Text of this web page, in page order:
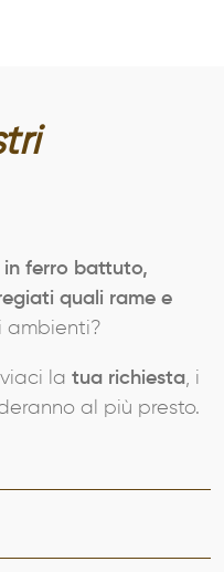
in ferro battuto,
quali rame e
ambienti?
la tua richiesta, i
al più presto.